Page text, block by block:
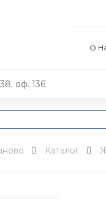
О
оф. 136
Каталог